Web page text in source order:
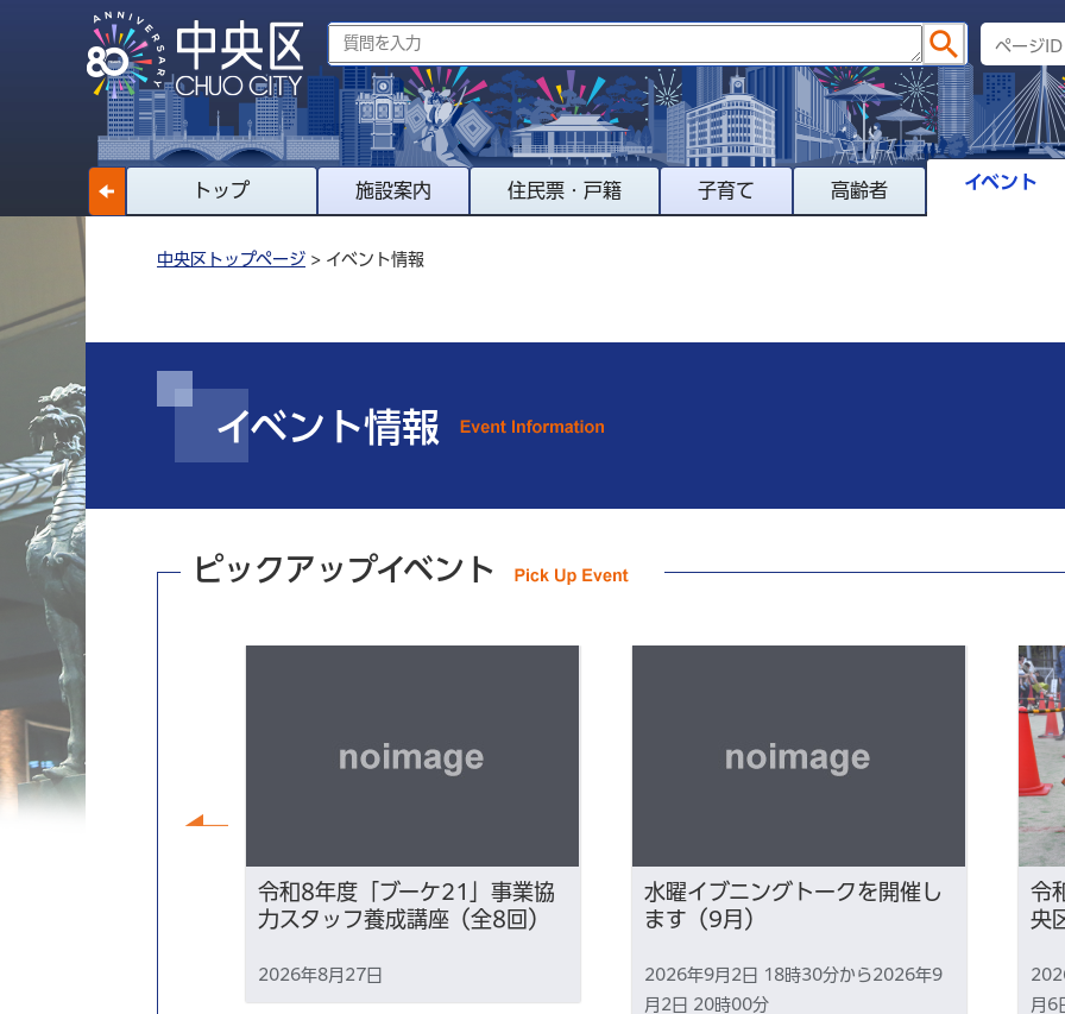
トップ 施設案内 住民票・戸籍 子育て 高齢者 イベント
中央区トップページ > イベント情報
イベント情報
ピックアップイベント
令和8年度「ブーケ21」事業協
力スタッフ養成講座（全8回）
2026年8月27日
水曜イブニングトークを開催し
ます（9月）
2026年9月2日 18時30分から2026年9
月2日 20時00分
令
央
月6